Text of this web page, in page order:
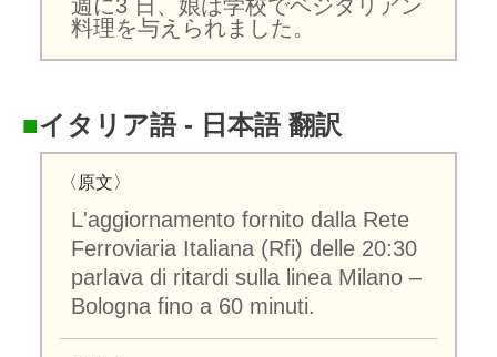
週に3 日、娘は学校でベジタリアン
料理を与えられました。
■イタリア語 - 日本語 翻訳
〈原文〉
L'aggiornamento fornito dalla Rete
Ferroviaria Italiana (Rfi) delle 20:30
parlava di ritardi sulla linea Milano –
Bologna fino a 60 minuti.